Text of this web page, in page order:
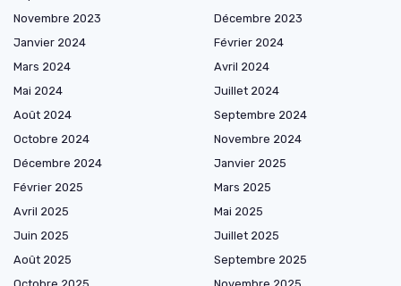
Novembre 2023
Décembre 2023
Janvier 2024
Février 2024
Mars 2024
Avril 2024
Mai 2024
Juillet 2024
Août 2024
Septembre 2024
Octobre 2024
Novembre 2024
Décembre 2024
Janvier 2025
Février 2025
Mars 2025
Avril 2025
Mai 2025
Juin 2025
Juillet 2025
Août 2025
Septembre 2025